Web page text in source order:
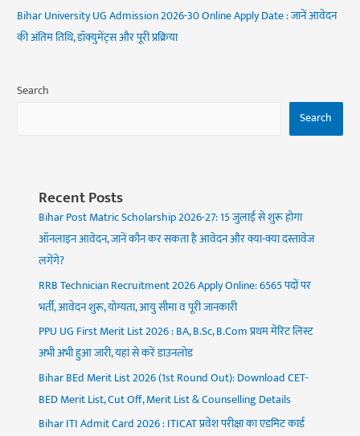
Bihar University UG Admission 2026-30 Online Apply Date : जानें आवेदन
की अंतिम तिथि, डॉक्युमेंट्स और पूरी प्रक्रिया
Search
Search
Recent Posts
Bihar Post Matric Scholarship 2026-27: 15 जुलाई से शुरू होगा
ऑनलाइन आवेदन, जानें कौन कर सकता है आवेदन और क्या-क्या दस्तावेज
लगेंगे?
RRB Technician Recruitment 2026 Apply Online: 6565 पदों पर
भर्ती, आवेदन शुरू, योग्यता, आयु सीमा व पूरी जानकारी
PPU UG First Merit List 2026 : BA, B.Sc, B.Com प्रथम मेरिट लिस्ट
अभी अभी हुआ जारी, यहां से करें डाउनलोड
Bihar BEd Merit List 2026 (1st Round Out): Download CET-
BED Merit List, Cut Off, Merit List & Counselling Details
Bihar ITI Admit Card 2026 : ITICAT प्रवेश परीक्षा का एडमिट कार्ड